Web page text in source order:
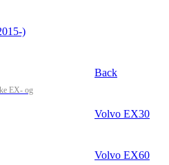
)
EX- og
Back
Volvo EX30
Volvo EX60